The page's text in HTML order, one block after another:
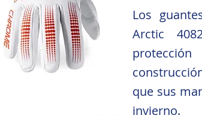
Los
Arctic
que sus
invierno.